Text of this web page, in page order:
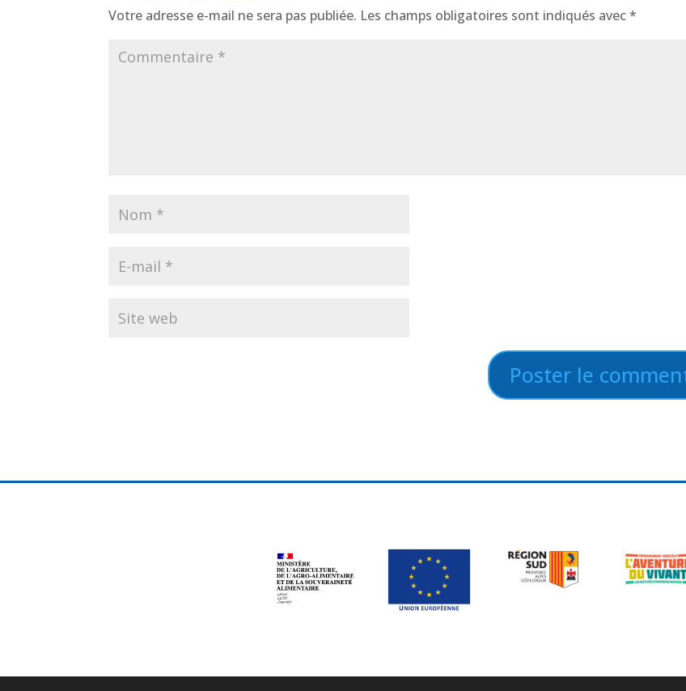
Votre adresse e-mail ne sera pas publiée. Les champs obligatoires sont indiqués avec*